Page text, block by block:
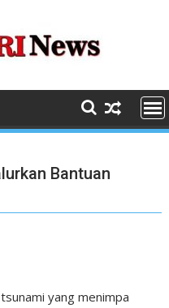
Bantuan
yang menimpa